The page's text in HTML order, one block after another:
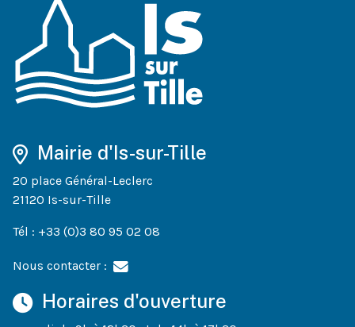
Mairie d'Is-sur-Tille
20 place Général-Leclerc
21120 Is-sur-Tille
Tél : +33 (0)3 80 95 02 08
Nous contacter :
Horaires d'ouverture